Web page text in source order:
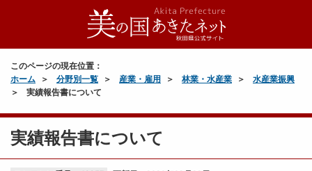
このページの現在位置：
ホーム
分野別一覧 産業・雇用 林業・水産業
水産業振興
実績報告書について
実績報告書について